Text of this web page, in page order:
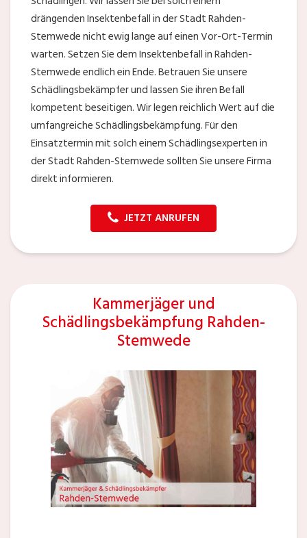
drängenden Insektenbefall in der Stadt Rahden-
Stemwede nicht ewig lange auf einen Vor-Ort-Termin
warten. Setzen Sie dem Insektenbefall in Rahden-
Stemwede endlich ein Ende. Betrauen Sie unsere
Schädlingsbekämpfer und lassen Sie ihren Befall
kompetent beseitigen. Wir legen reichlich Wert auf die
umfangreiche Schädlingsbekämpfung. Für den
Einsatztermin mit solch einem Schädlingsexperten in
der Stadt Rahden-Stemwede sollten Sie unsere Firma
direkt informieren.
JETZT ANRUFEN
Kammerjäger und
Schädlingsbekämpfung Rahden-
Stemwede